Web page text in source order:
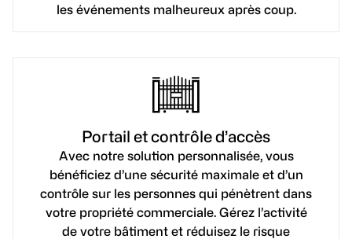
les événements malheureux après coup.
Portail et contrôle d’accès
Avec notre solution personnalisée, vous
bénéficiez d’une sécurité maximale et d’un
contrôle sur les personnes qui pénètrent dans
votre propriété commerciale. Gérez l’activité
de votre bâtiment et réduisez le risque